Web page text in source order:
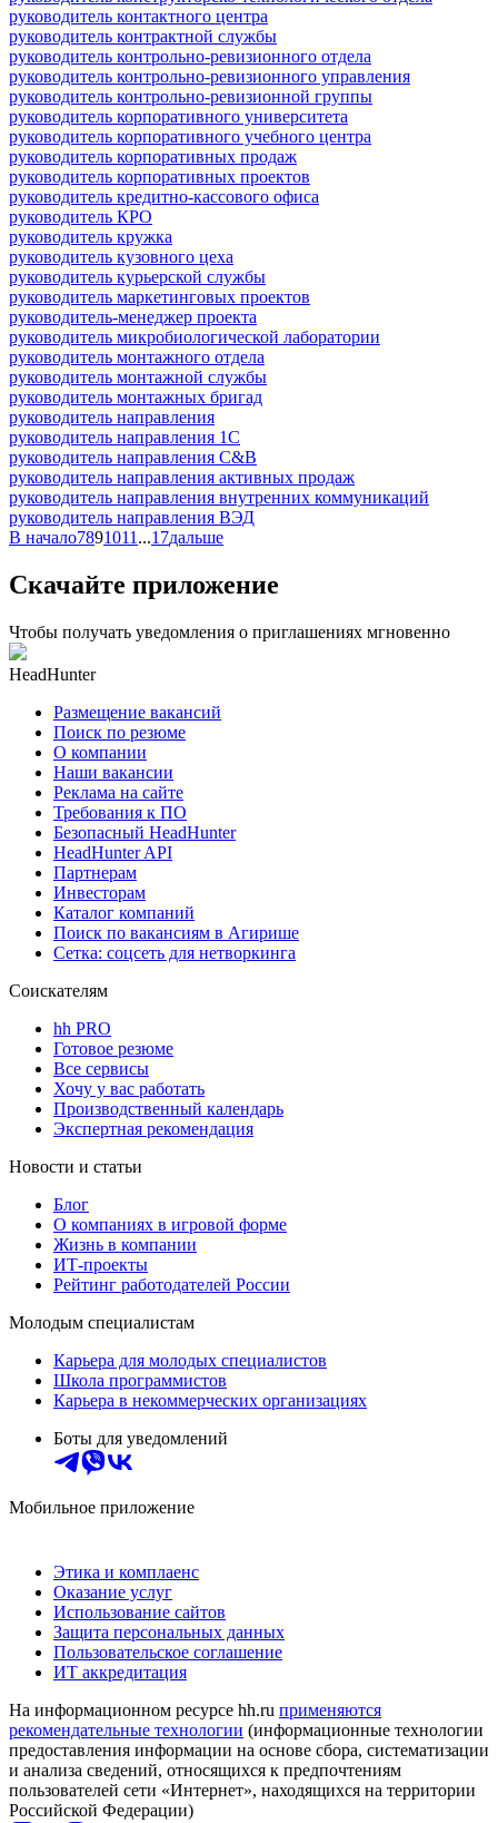
руководитель контактного центра
руководитель контрактной службы
руководитель контрольно-ревизионного отдела
руководитель контрольно-ревизионного управления
руководитель контрольно-ревизионной группы
руководитель корпоративного университета
руководитель корпоративного учебного центра
руководитель корпоративных продаж
руководитель корпоративных проектов
руководитель кредитно-кассового офиса
руководитель КРО
руководитель кружка
руководитель кузовного цеха
руководитель курьерской службы
руководитель маркетинговых проектов
руководитель-менеджер проекта
руководитель микробиологической лаборатории
руководитель монтажного отдела
руководитель монтажной службы
руководитель монтажных бригад
руководитель направления
руководитель направления 1С
руководитель направления C&B
руководитель направления активных продаж
руководитель направления внутренних коммуникаций
руководитель направления ВЭД
В начало7891011 ...17дальше
Скачайте приложение
Чтобы получать уведомления о приглашениях мгновенно
HeadHunter
Размещение вакансий
Поиск по резюме
О компании
Наши вакансии
Реклама на сайте
Требования к ПО
Безопасный HeadHunter
HeadHunter API
Партнерам
Инвесторам
Каталог компаний
Поиск по вакансиям в Агирише
Сетка: соцсеть для нетворкинга
Соискателям
hh PRO
Готовое резюме
Все сервисы
Хочу у вас работать
Производственный календарь
Экспертная рекомендация
Новости и статьи
Блог
О компаниях в игровой форме
Жизнь в компании
ИТ-проекты
Рейтинг работодателей России
Молодым специалистам
Карьера для молодых специалистов
Школа программистов
Карьера в некоммерческих организациях
Боты для уведомлений
Мобильное приложение
Этика и комплаенс
Оказание услуг
Использование сайтов
Защита персональных данных
Пользовательское соглашение
ИТ аккредитация
На информационном ресурсе hh.ru применяются
рекомендательные технологии (информационные технологии
предоставления информации на основе сбора, систематизации
и анализа сведений, относящихся к предпочтениям
пользователей сети «Интернет», находящихся на территории
Российской Федерации)